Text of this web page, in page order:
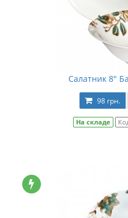
Салатник 8"
98 грн.
На складе